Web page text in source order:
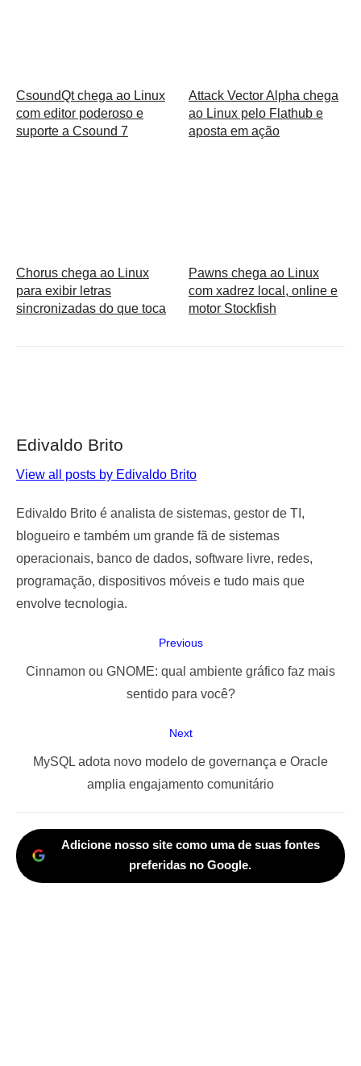
CsoundQt chega ao Linux
com editor poderoso e
suporte a Csound 7
Attack Vector Alpha chega
ao Linux pelo Flathub e
aposta em ação
Chorus chega ao Linux
para exibir letras
sincronizadas do que toca
Pawns chega ao Linux
com xadrez local, online e
motor Stockfish
Edivaldo Brito
View all posts by Edivaldo Brito
Edivaldo Brito é analista de sistemas, gestor de TI,
blogueiro e também um grande fã de sistemas
operacionais, banco de dados, software livre, redes,
programação, dispositivos móveis e tudo mais que
envolve tecnologia.
de
Previous
Previous
Cinnamon ou GNOME: qual ambiente gráfico faz mais
sentido para você?
Next
Next
MySQL adota novo modelo de governança e Oracle
amplia engajamento comunitário
Adicione nosso site como uma de suas fontes
preferidas no Google.